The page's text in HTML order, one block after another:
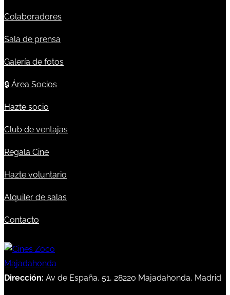
Colaboradores
Sala de prensa
Galería de fotos
🔒 Área Socios
Hazte socio
Club de ventajas
Regala Cine
Hazte voluntario
Alquiler de salas
Contacto
Dirección: Av de España, 51, 28220 Majadahonda, Madrid